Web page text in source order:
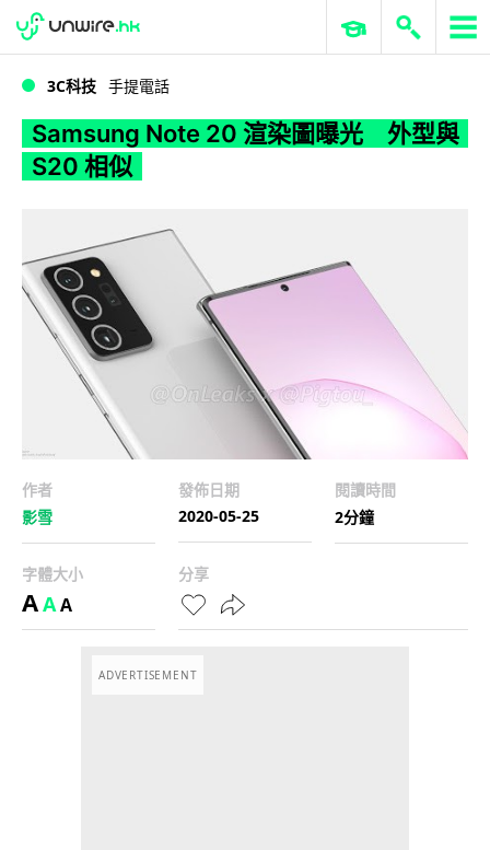
WWDC 2026 ERP 與商業 AI
3C科技 手提電話
Samsung Note 20 渲染圖曝光 外型與
S20 相似
作者
影雪
發佈日期
2020-05-25
閱讀時間
2分鐘
字體大小
AAA
分享
ADVERTISEMENT